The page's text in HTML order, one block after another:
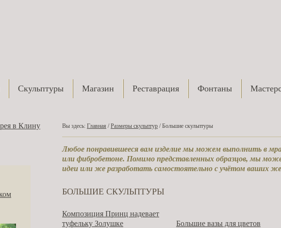
Скульптуры Магазин Реставрация Фонтаны
Вы здесь: Главная /Размеры скульптур / Большие скульптуры
Любое понравившееся вам изделие мы можем выполнить в
или фибробетоне. Помимо представленных образцов, мы
идеи или же разработать самостоятельно с учётом ваших
БОЛЬШИЕ СКУЛЬПТУРЫ
Композиция Принц надевает
туфельку Золушке
Большие вазы для цветов